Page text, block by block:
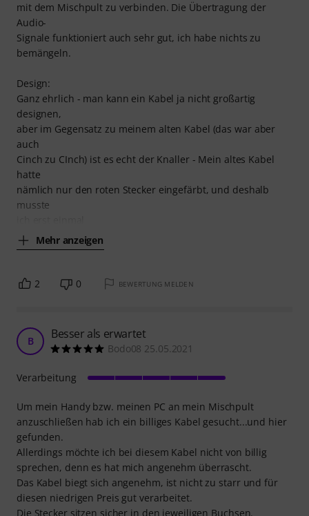
mit dem Mischpult zu verbinden. Die Übertragung der
Audio-
Signale funktioniert auch sehr gut, ich habe nichts zu
bemängeln.
Design:
Ganz ehrlich - man kann ein Kabel ja nicht großartig
designen,
aber im Gegensatz zu meinem alten Kabel (das war aber
auch
Cinch zu CInch) ist es echt der Knaller - Mein altes Kabel
hatte
nämlich nur den roten Stecker eingefärbt, und deshalb
musste
Mehr anzeigen
2 0 BEWERTUNG MELDEN
B Besser als erwartet
Bodo08 25.05.2021
Um mein Handy bzw. meinen PC an mein Mischpult
anzuschließen hab ich ein billiges Kabel gesucht...und hier
gefunden.
Allerdings möchte ich bei diesem Kabel nicht von billig
sprechen, denn es hat mich angenehm überrascht.
Das Kabel biegt sich angenehm, ist nicht zu starr und für
diesen niedrigen Preis gut verarbeitet.
Die Stecker sitzen sicher in den jeweiligen Buchsen.
Verarbeitung